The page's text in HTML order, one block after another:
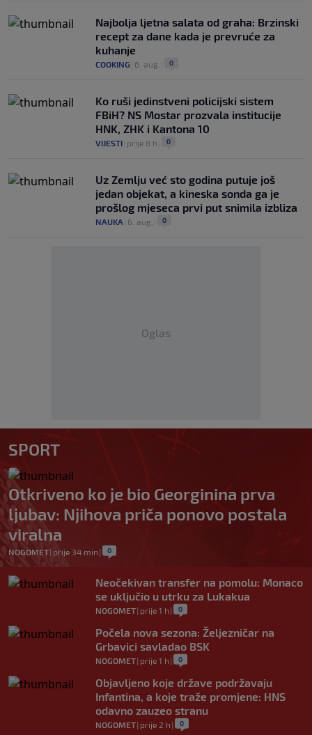
Najbolja ljetna salata od graha: Brzinski
recept za dane kada je prevruće za
kuhanje
COOKING 6. aug. 0
Ko ruši jedinstveni policijski sistem
FBiH? NS Mostar prozvala institucije
HNK, ZHK i Kantona 10
VIJESTI prije 8 h 0
Uz Zemlju već sto godina putuje još
jedan objekat, a kineska sonda ga je
prošlog mjeseca prvi put snimila izbliza
NAUKA 6. aug. 0
Oglas
SPORT
Otkriveno ko je bio Georginina prva
ljubav: Njihova priča ponovo postala
viralna
NOGOMET| prije 34 min | 0
Neočekivan transfer na pomolu: Monaco
se uključio u utrku za Lukakua
NOGOMET| prije 1 h | 0
Počela nova sezona: Željezničar na
Grbavici savladao BSK
NOGOMET| prije 1 h | 0
Objavljeno koje države podržavaju
Infantina, a koje traže promjene: HNS
odavno zauzeo stranu
NOGOMET| prije 2 h | 0